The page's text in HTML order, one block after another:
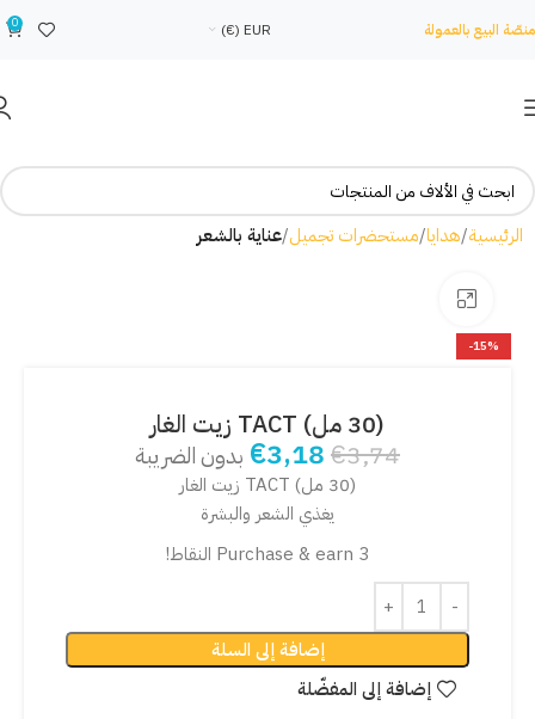
منصّة البيع بالعمولة EUR (€)
0
الرئيسية هدايا مستحضرات تجميل عناية بالشعر
-15%
(30 مل) TACT زيت الغار
€3,74
€3,18 بدون الضريبة
(30 مل) TACT زيت الغار
يغذي الشعر والبشرة
Purchase & earn 3 النقاط!
إضافة إلى السلة
إضافة إلى المفضّلة